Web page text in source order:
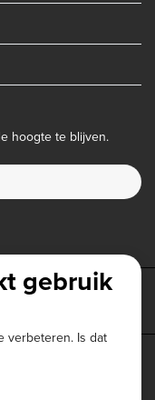
hoogte te blijven.
gebruik
verbeteren. Is dat